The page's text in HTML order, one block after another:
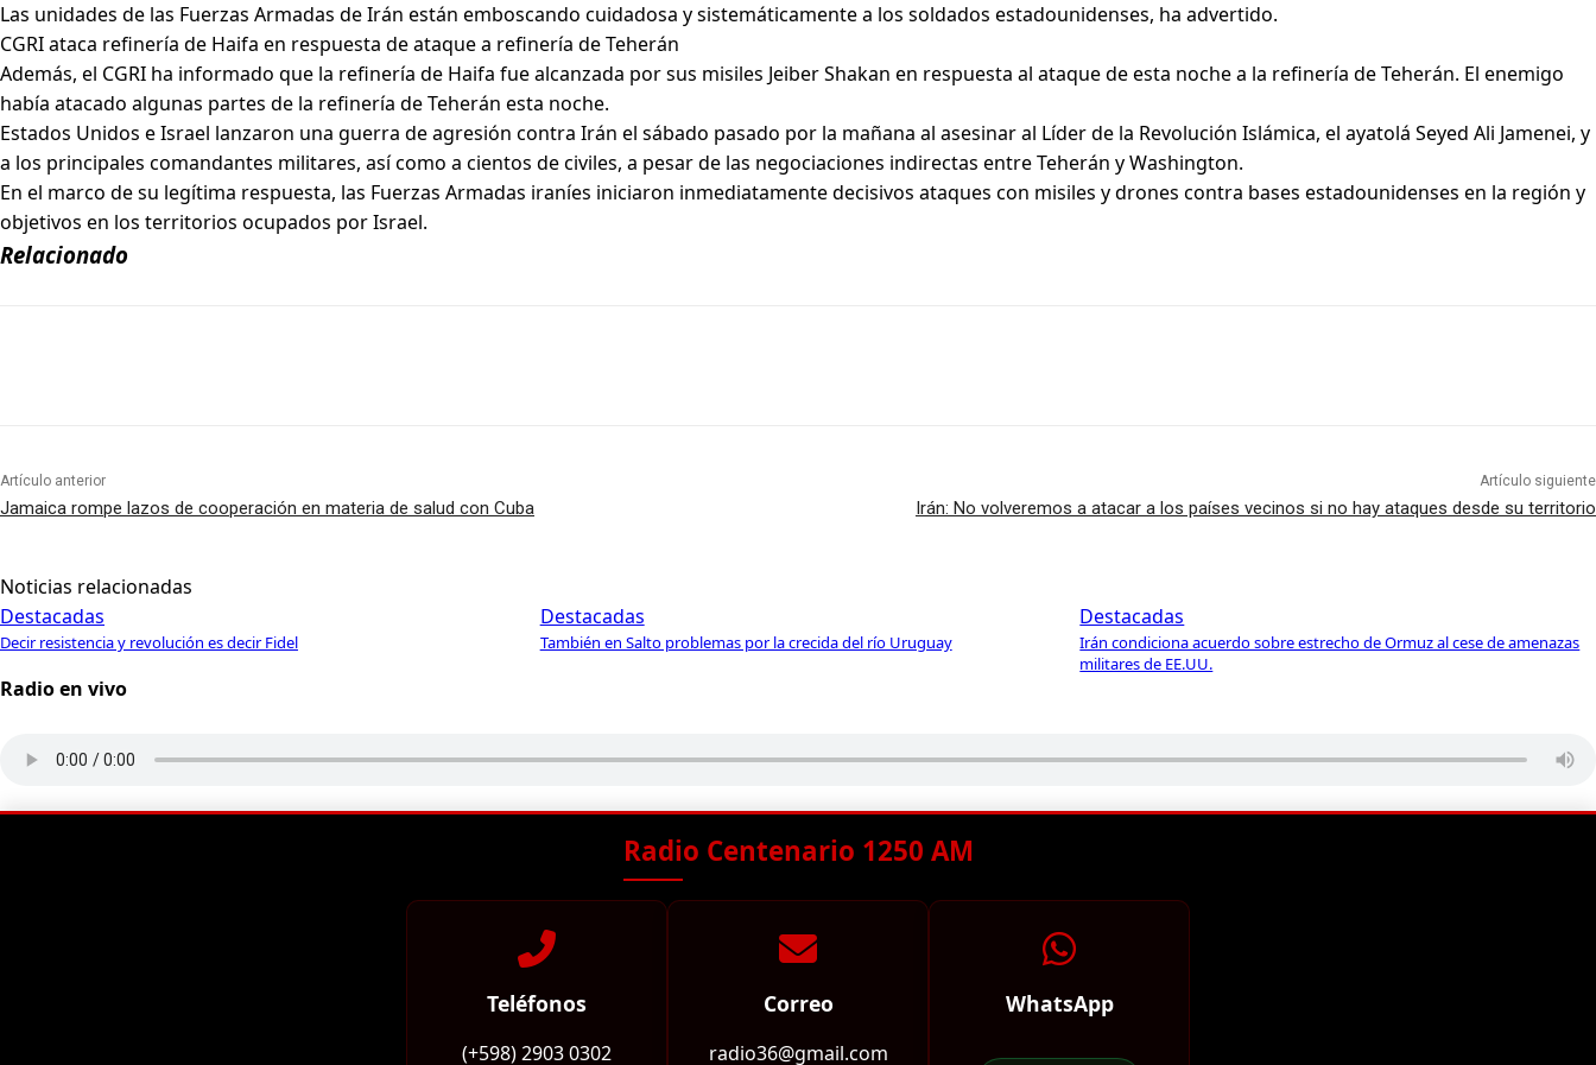
Las unidades de las Fuerzas Armadas de Irán están emboscando cuidadosa y sistemáticamente a los soldados estadounidenses, ha advertido.
CGRI ataca refinería de Haifa en respuesta de ataque a refinería de Teherán
Además, el CGRI ha informado que la refinería de Haifa fue alcanzada por sus misiles Jeiber Shakan en respuesta al ataque de esta noche a la refinería de Teherán. El enemigo
había atacado algunas partes de la refinería de Teherán esta noche.
Estados Unidos e Israel lanzaron una guerra de agresión contra Irán el sábado pasado por la mañana al asesinar al Líder de la Revolución Islámica, el ayatolá Seyed Ali Jamenei, y
a los principales comandantes militares, así como a cientos de civiles, a pesar de las negociaciones indirectas entre Teherán y Washington.
En el marco de su legítima respuesta, las Fuerzas Armadas iraníes iniciaron inmediatamente decisivos ataques con misiles y drones contra bases estadounidenses en la región y
objetivos en los territorios ocupados por Israel.
Relacionado
Artículo anterior
Jamaica rompe lazos de cooperación en materia de salud con Cuba
Artículo siguiente
Irán: No volveremos a atacar a los países vecinos si no hay ataques desde su territorio
Noticias relacionadas
Destacadas
Decir resistencia y revolución es decir Fidel
Destacadas
También en Salto problemas por la crecida del río Uruguay
Destacadas
Irán condiciona acuerdo sobre estrecho de Ormuz al cese de amenazas
militares de EE.UU.
Radio en vivo
Radio Centenario 1250 AM
Teléfonos
(+598) 2903 0302
Correo
radio36@gmail.com
WhatsApp